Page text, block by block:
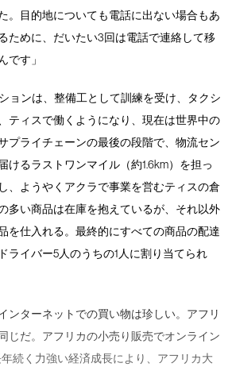
。目的地についても電話に出ない場合もあ
ために、だいたい3回は電話で連絡して移
です」
ョンは、整備工として訓練を受け、タクシ
ティスで働くようになり、現在は世界中の
プライチェーンの最後の段階で、物流セン
けるラストワンマイル（約1.6km）を担っ
、ようやくアクラで事業を営むティスの倉
多い商品は在庫を抱えているが、それ以外
を仕入れる。最終的にすべての商品の配達
ライバー5人のうちの1人に割り当てられ
ンターネットでの買い物は珍しい。アフリ
じだ。アフリカの小売り販売でオンライン
続く力強い経済成長により、アフリカ大